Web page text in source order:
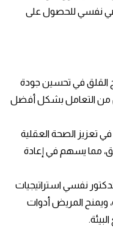
نفسي للحصول على
القلق في تحسين جودة
من التعامل بشكل أفضل
تعزيز الصحة العقلية
مما يسهم في إعادة
نفسي استراتيجيات
ويمنح المريض أدوات